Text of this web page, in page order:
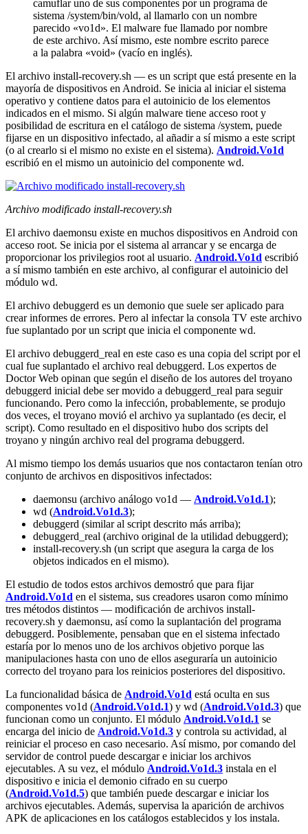
camuflar uno de sus componentes por un programa de
sistema /system/bin/vold, al llamarlo con un nombre
parecido «vo1d». El malware fue llamado por nombre
de este archivo. Así mismo, este nombre escrito parece
a la palabra «void» (vacío en inglés).
El archivo install-recovery.sh — es un script que está presente en la
mayoría de dispositivos en Android. Se inicia al iniciar el sistema
operativo y contiene datos para el autoinicio de los elementos
indicados en el mismo. Si algún malware tiene acceso root y
posibilidad de escritura en el catálogo de sistema /system, puede
fijarse en un dispositivo infectado, al añadir a sí mismo a este script
(o al crearlo si el mismo no existe en el sistema). Android.Vo1d
escribió en el mismo un autoinicio del componente wd.
Archivo modificado install-recovery.sh
El archivo daemonsu existe en muchos dispositivos en Android con
acceso root. Se inicia por el sistema al arrancar y se encarga de
proporcionar los privilegios root al usuario. Android.Vo1d escribió
a sí mismo también en este archivo, al configurar el autoinicio del
módulo wd.
El archivo debuggerd es un demonio que suele ser aplicado para
crear informes de errores. Pero al infectar la consola TV este archivo
fue suplantado por un script que inicia el componente wd.
El archivo debuggerd_real en este caso es una copia del script por el
cual fue suplantado el archivo real debuggerd. Los expertos de
Doctor Web opinan que según el diseño de los autores del troyano
debuggerd inicial debe ser movido a debuggerd_real para seguir
funcionando. Pero como la infección, probablemente, se produjo
dos veces, el troyano movió el archivo ya suplantado (es decir, el
script). Como resultado en el dispositivo hubo dos scripts del
troyano y ningún archivo real del programa debuggerd.
Al mismo tiempo los demás usuarios que nos contactaron tenían otro
conjunto de archivos en dispositivos infectados:
daemonsu (archivo análogo vo1d — Android.Vo1d.1);
wd (Android.Vo1d.3);
debuggerd (similar al script descrito más arriba);
debuggerd_real (archivo original de la utilidad debuggerd);
install-recovery.sh (un script que asegura la carga de los
objetos indicados en el mismo).
El estudio de todos estos archivos demostró que para fijar
Android.Vo1d en el sistema, sus creadores usaron como mínimo
tres métodos distintos — modificación de archivos install-
recovery.sh y daemonsu, así como la suplantación del programa
debuggerd. Posiblemente, pensaban que en el sistema infectado
estaría por lo menos uno de los archivos objetivo porque las
manipulaciones hasta con uno de ellos aseguraría un autoinicio
correcto del troyano para los reinicios posteriores del dispositivo.
La funcionalidad básica de Android.Vo1d está oculta en sus
componentes vo1d (Android.Vo1d.1) y wd (Android.Vo1d.3) que
funcionan como un conjunto. El módulo Android.Vo1d.1 se
encarga del inicio de Android.Vo1d.3 y controla su actividad, al
reiniciar el proceso en caso necesario. Así mismo, por comando del
servidor de control puede descargar e iniciar los archivos
ejecutables. A su vez, el módulo Android.Vo1d.3 instala en el
dispositivo e inicia el demonio cifrado en su cuerpo
(Android.Vo1d.5) que también puede descargar e iniciar los
archivos ejecutables. Además, supervisa la aparición de archivos
APK de aplicaciones en los catálogos establecidos y los instala.